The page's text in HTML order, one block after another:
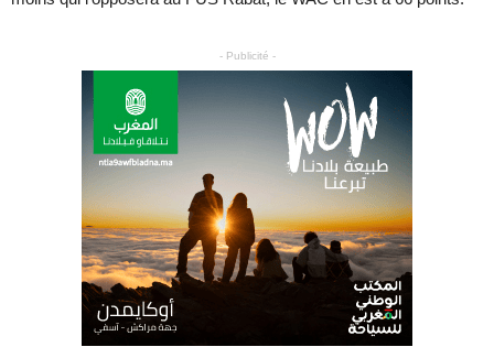
- Publicité -